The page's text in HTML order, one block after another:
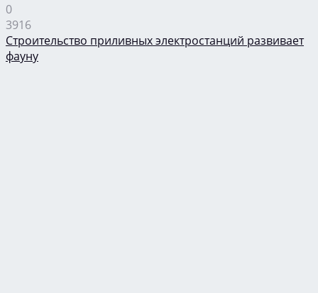
0
3916
Строительство приливных электростанций развивает
фауну